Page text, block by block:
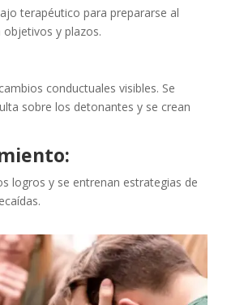
terapéutico para prepararse al
objetivos y plazos.
conductuales visibles. Se
sobre los detonantes y se crean
logros y se entrenan estrategias de